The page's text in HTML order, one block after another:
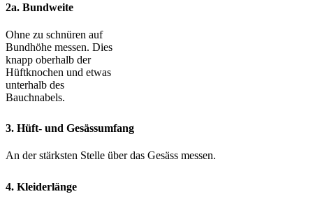
2a. Bundweite
Ohne zu schnüren auf
Bundhöhe messen. Dies
knapp oberhalb der
Hüftknochen und etwas
unterhalb des
Bauchnabels.
3. Hüft- und Gesässumfang
An der stärksten Stelle über das Gesäss messen.
4. Kleiderlänge